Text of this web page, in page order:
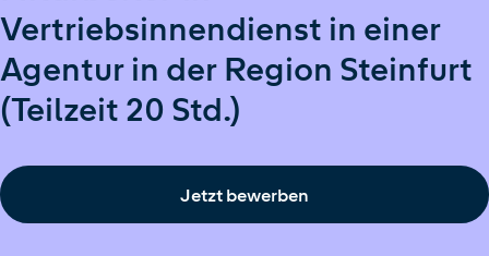
Vertriebsinnendienst in einer
Agentur in der Region Steinfurt
(Teilzeit 20 Std.)
Jetzt bewerben